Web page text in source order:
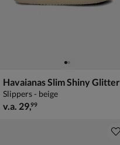
Havaianas Slim Shiny Glitter
Slippers - beige
vanaf € 29,99
v.a. 29,99